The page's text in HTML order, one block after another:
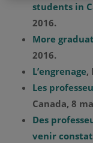
students in
2016.
More
2016.
L’engrenage,
Les
Canada, 8
Des
venir